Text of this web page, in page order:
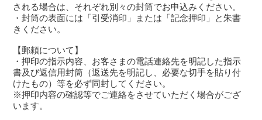
される場合は、それぞれ別々の封筒でお申込みください。
・封筒の表面には「引受消印」または「記念押印」と朱書
きください。
【郵頼について】
・押印の指示内容、お客さまの電話連絡先を明記した指示
書及び返信用封筒（返送先を明記し、必要な切手を貼り付
けたもの）等を必ず同封してください。
※押印内容の確認等でご連絡をさせていただく場合がござ
います。